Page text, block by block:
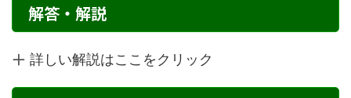
解答・解説
詳しい解説はここをクリック